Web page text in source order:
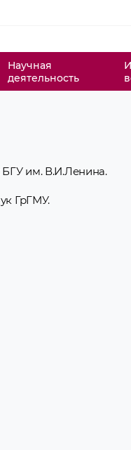
Научная
деятельность
БГУ им. В.И.Ленина.
ГрГМУ.